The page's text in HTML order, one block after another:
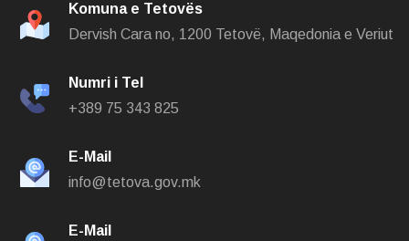
Komuna e Tetovës
Dervish Cara no, 1200 Tetovë, Maqedonia e Veriut
Numri i Tel
+389 75 343 825
E-Mail
info@tetova.gov.mk
E-Mail